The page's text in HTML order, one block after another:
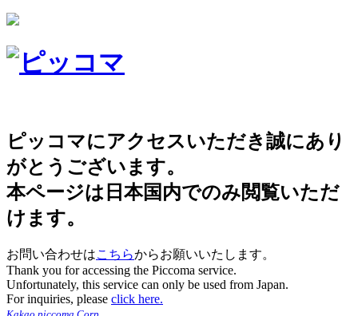
ピッコマにアクセスいただき誠にあり
がとうございます。
本ページは日本国内でのみ閲覧いただ
けます。
お問い合わせはこちらからお願いいたします。
Thank you for accessing the Piccoma service.
Unfortunately, this service can only be used from Japan.
For inquiries, please click here.